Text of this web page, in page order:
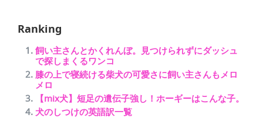
Ranking
飼い主さんとかくれんぼ。見つけられずにダッシュ
で探しまくるワンコ
膝の上で寝続ける柴犬の可愛さに飼い主さんもメロ
メロ
【mix犬】短足の遺伝子強し！ホーギーはこんな子。
犬のしつけの英語訳一覧